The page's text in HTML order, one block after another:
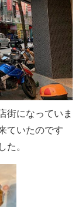
街になっていま
ていたのです
。